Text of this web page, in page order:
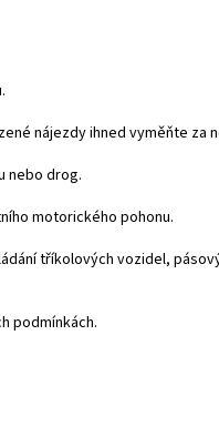
nájezdy ihned vyměňte za
nebo drog.
motorického pohonu.
tříkolových vozidel,
podmínkách.